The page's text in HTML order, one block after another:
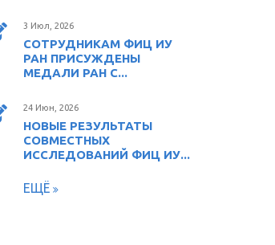
3 Июл, 2026
СОТРУДНИКАМ ФИЦ ИУ
РАН ПРИСУЖДЕНЫ
МЕДАЛИ РАН С...
24 Июн, 2026
НОВЫЕ РЕЗУЛЬТАТЫ
СОВМЕСТНЫХ
ИССЛЕДОВАНИЙ ФИЦ ИУ...
ЕЩЁ